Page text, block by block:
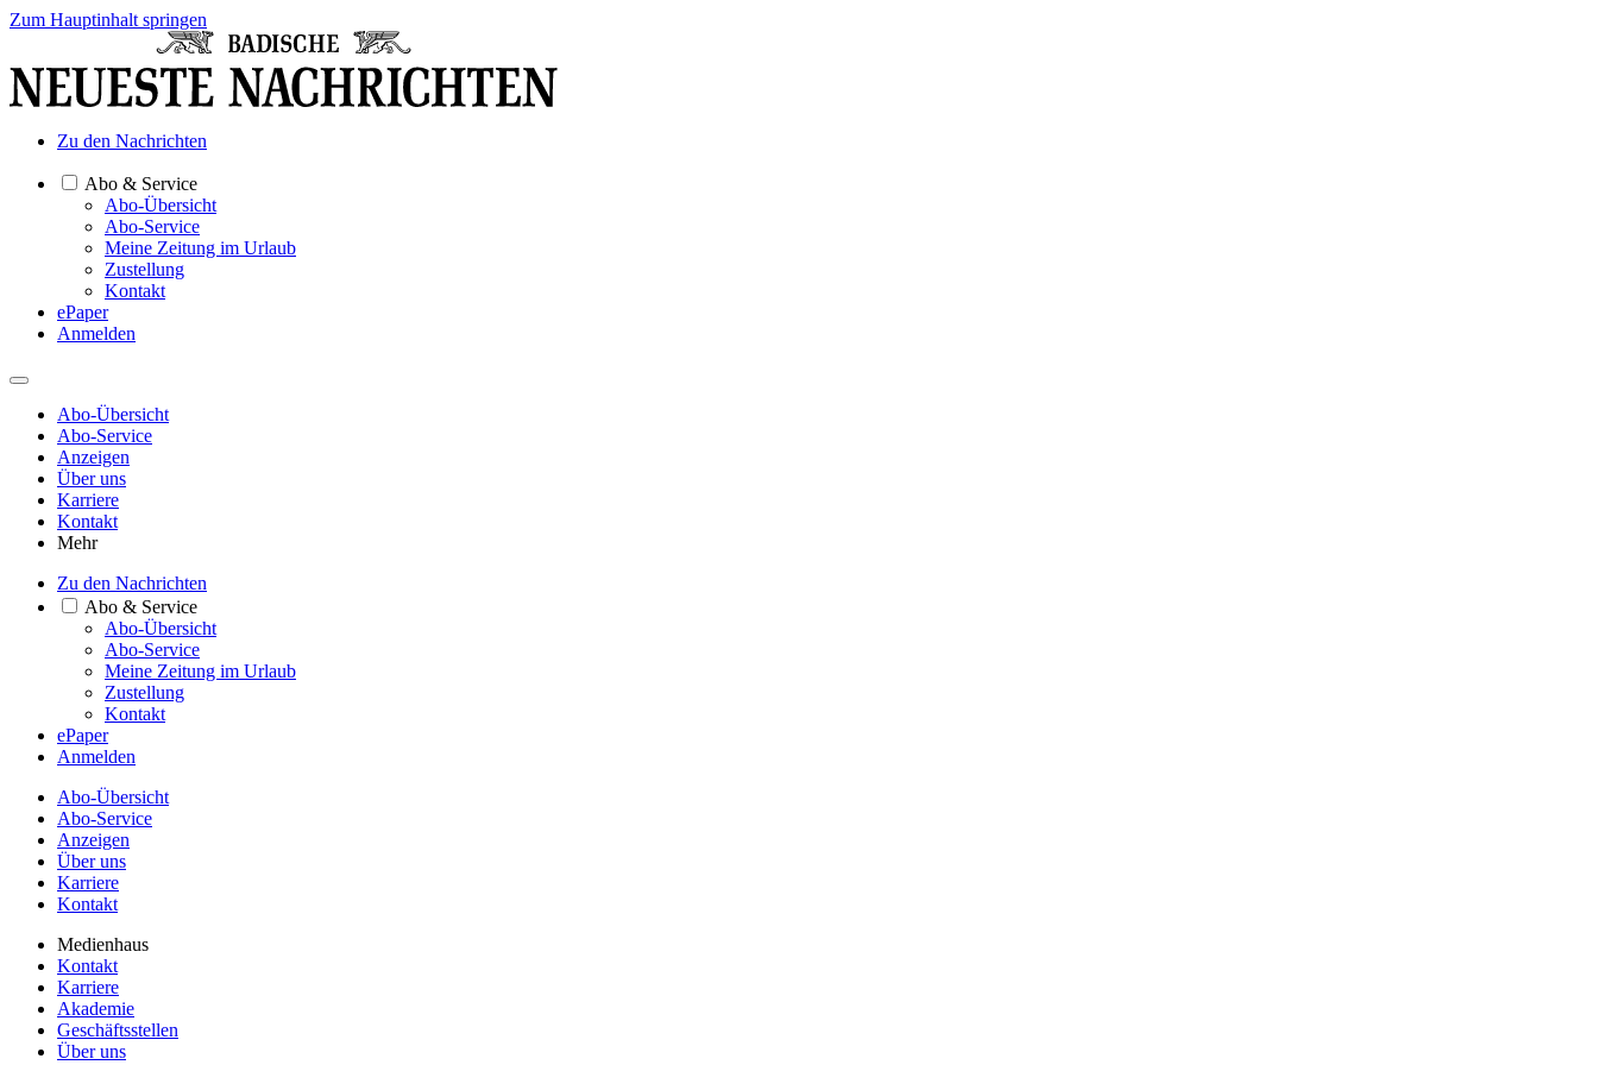
Zum Hauptinhalt springen
Zu den Nachrichten
Abo & Service
Abo-Übersicht
Abo-Service
Meine Zeitung im Urlaub
Zustellung
Kontakt
ePaper
Anmelden
Abo-Übersicht
Abo-Service
Anzeigen
Über uns
Karriere
Kontakt
Mehr
Zu den Nachrichten
Abo & Service
Abo-Übersicht
Abo-Service
Meine Zeitung im Urlaub
Zustellung
Kontakt
ePaper
Anmelden
Abo-Übersicht
Abo-Service
Anzeigen
Über uns
Karriere
Kontakt
Medienhaus
Kontakt
Karriere
Akademie
Geschäftsstellen
Über uns